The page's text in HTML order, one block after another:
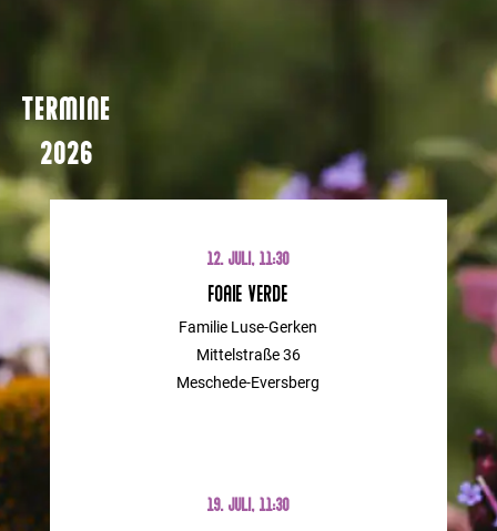
TERMINE
2026
12. JULI, 11:30
Foaie Verde
Familie Luse-Gerken
Mittelstraße 36
Meschede-Eversberg
19. JULI, 11:30